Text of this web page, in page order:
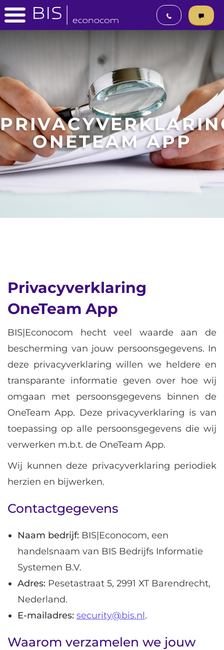
ONETEAM APP
Privacyverklaring
OneTeam App
BIS|Econocom hecht veel waarde aan de
bescherming van jouw persoonsgegevens. In
deze privacyverklaring willen we heldere en
transparante informatie geven over hoe wij
omgaan met persoonsgegevens binnen de
OneTeam App. Deze privacyverklaring is van
toepassing op alle persoonsgegevens die wij
verwerken m.b.t. de OneTeam App.
Wij kunnen deze privacyverklaring periodiek
herzien en bijwerken.
Contactgegevens
Naam bedrijf: BIS|Econocom, een
handelsnaam van BIS Bedrijfs Informatie
Systemen B.V.
Adres: Pesetastraat 5, 2991 XT Barendrecht,
Nederland.
E-mailadres: security@bis.nl.
Waarom verzamelen we jouw